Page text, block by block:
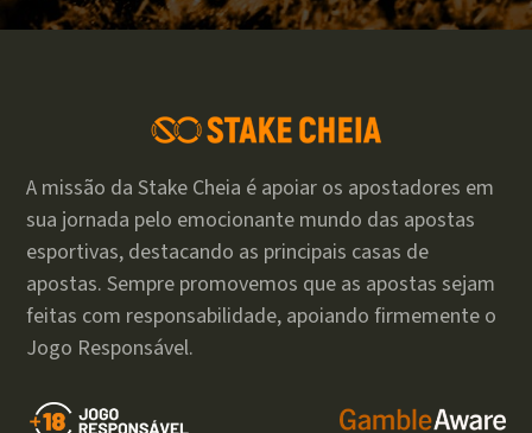
A missão da Stake Cheia é apoiar os apostadores em
sua jornada pelo emocionante mundo das apostas
esportivas, destacando as principais casas de
apostas. Sempre promovemos que as apostas sejam
feitas com responsabilidade, apoiando firmemente o
Jogo Responsável.